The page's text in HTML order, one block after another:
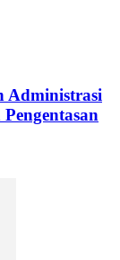
Administrasi